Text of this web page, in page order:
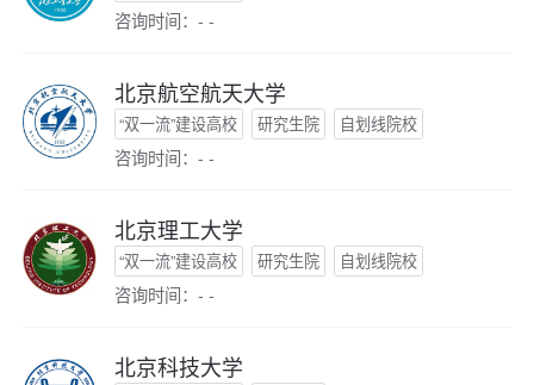
咨询时间：- -
北京航空航天大学
“双一流”建设高校 研究生院 自划线院校
咨询时间：- -
北京理工大学
“双一流”建设高校 研究生院 自划线院校
咨询时间：- -
北京科技大学